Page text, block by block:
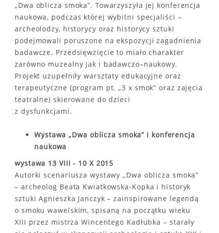
„Dwa oblicza smoka”. Towarzyszyła jej konferencja
naukowa, podczas której wybitni specjaliści –
archeolodzy, historycy oraz historycy sztuki
podejmowali poruszone na ekspozycji zagadnienia
badawcze. Przedsięwzięcie to miało charakter
zarówno muzealny jak i badawczo–naukowy.
Projekt uzupełniły warsztaty edukacyjne oraz
terapeutyczne (program pt. „3 x smok” oraz zajęcia
teatralne) skierowane do dzieci
z dysfunkcjami.
Wystawa „Dwa oblicza smoka” i konferencja
naukowa
wystawa 13 VIII - 10 X 2015
Autorki scenariusza wystawy „Dwa oblicza smoka”
– archeolog Beata Kwiatkowska-Kopka i historyk
sztuki Agnieszka Janczyk – zainspirowane legendą
o smoku wawelskim, spisaną na początku wieku
XIII przez mistrza Wincentego Kadłubka – starały